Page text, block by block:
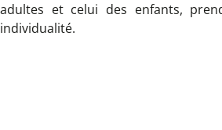
adultes et celui des enfants,
individualité.